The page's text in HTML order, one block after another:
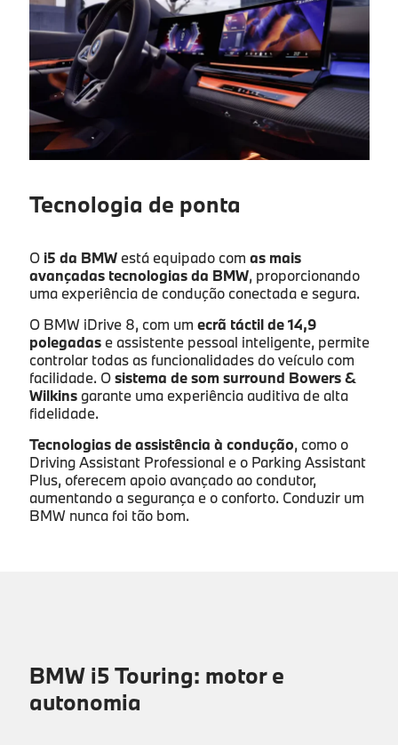
Tecnologia de ponta
O i5 da BMWestá equipado com as mais
avançadas tecnologias da BMW, proporcionando
uma experiência de condução conectada e segura.
O BMW iDrive 8, com um ecrã táctil de 14,9
polegadase assistente pessoal inteligente, permite
controlar todas as funcionalidades do veículo com
facilidade. Osistema de som surround Bowers &
Wilkinsgarante uma experiência auditiva de alta
fidelidade.
Tecnologias de assistência à condução, como o
Driving Assistant Professional e o Parking Assistant
Plus, oferecem apoio avançado ao condutor,
aumentando a segurança e o conforto. Conduzir um
BMW nunca foi tão bom.
BMW i5 Touring: motor e
autonomia